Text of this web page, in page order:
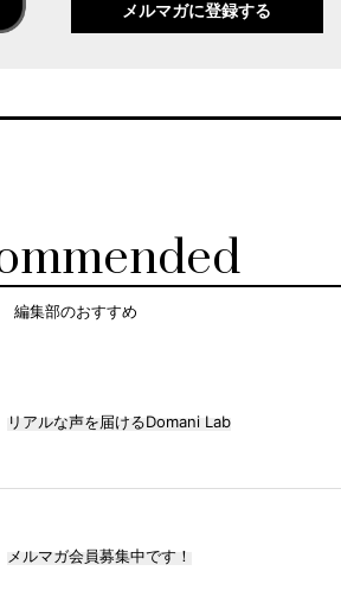
メルマガに登録する
編集部のおすすめ
リアルな声を届けるDomani Lab
メルマガ会員募集中です！